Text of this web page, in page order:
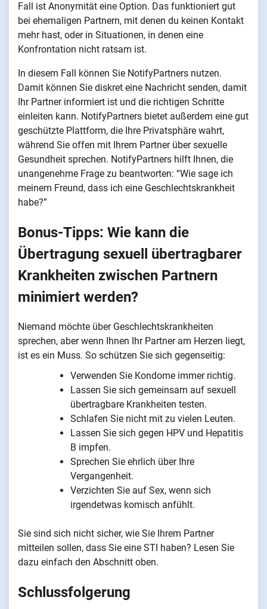
Fall ist Anonymität eine Option. Das funktioniert gut
bei ehemaligen Partnern, mit denen du keinen Kontakt
mehr hast, oder in Situationen, in denen eine
Konfrontation nicht ratsam ist.
In diesem Fall können Sie NotifyPartners nutzen.
Damit können Sie diskret eine Nachricht senden, damit
Ihr Partner informiert ist und die richtigen Schritte
einleiten kann. NotifyPartners bietet außerdem eine gut
geschützte Plattform, die Ihre Privatsphäre wahrt,
während Sie offen mit Ihrem Partner über sexuelle
Gesundheit sprechen. NotifyPartners hilft Ihnen, die
unangenehme Frage zu beantworten: “Wie sage ich
meinem Freund, dass ich eine Geschlechtskrankheit
habe?”
Bonus-Tipps: Wie kann die
Übertragung sexuell übertragbarer
Krankheiten zwischen Partnern
minimiert werden?
Niemand möchte über Geschlechtskrankheiten
sprechen, aber wenn Ihnen Ihr Partner am Herzen liegt,
ist es ein Muss. So schützen Sie sich gegenseitig:
Verwenden Sie Kondome immer richtig.
Lassen Sie sich gemeinsam auf sexuell
übertragbare Krankheiten testen.
Schlafen Sie nicht mit zu vielen Leuten.
Lassen Sie sich gegen HPV und Hepatitis
B impfen.
Sprechen Sie ehrlich über Ihre
Vergangenheit.
Verzichten Sie auf Sex, wenn sich
irgendetwas komisch anfühlt.
Sie sind sich nicht sicher, wie Sie Ihrem Partner
mitteilen sollen, dass Sie eine STI haben? Lesen Sie
dazu einfach den Abschnitt oben.
Schlussfolgerung